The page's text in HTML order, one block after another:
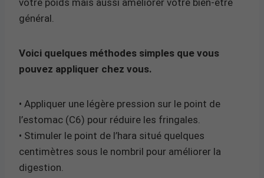
votre poids mais aussi améliorer votre bien-être
général.
Voici quelques méthodes simples que vous
pouvez appliquer chez vous.
• Appliquer une légère pression sur le point de
l’estomac (C6) pour réduire les fringales.
• Stimuler le point de l’hara situé quelques
centimètres sous le nombril pour améliorer la
digestion.